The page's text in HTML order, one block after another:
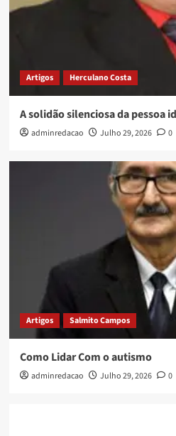
Artigos Herculano Costa
A solidão silenciosa da pessoa
adminredacao Julho 29, 2026 0
Artigos Salmito Campos
Como Lidar Com o autismo
adminredacao Julho 29, 2026 0